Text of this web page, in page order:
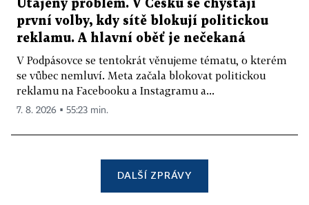
Utajený problém. V Česku se chystají
první volby, kdy sítě blokují politickou
reklamu. A hlavní oběť je nečekaná
V Podpásovce se tentokrát věnujeme tématu, o kterém
se vůbec nemluví. Meta začala blokovat politickou
reklamu na Facebooku a Instagramu a...
7. 8. 2026 ▪ 55:23 min.
DALŠÍ ZPRÁVY